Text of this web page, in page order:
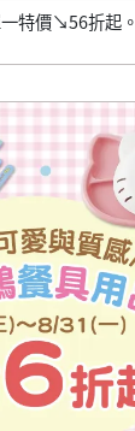
特價↘56折起。